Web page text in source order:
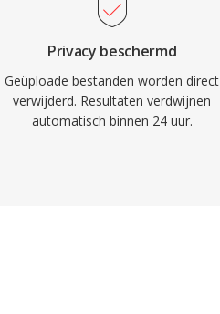
Privacy beschermd
Geüploade bestanden worden direct
verwijderd. Resultaten verdwijnen
automatisch binnen 24 uur.